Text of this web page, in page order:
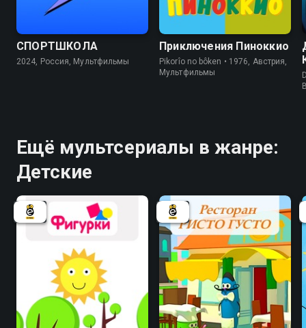
СПОРТШКОЛА
2024, Россия, Мультфильмы
7.4
Приключения Пиноккио
Pikorîo no bôken • 1976, Австрия,
Мультфильмы
Ещё мультсериалы в жанре:
Детские